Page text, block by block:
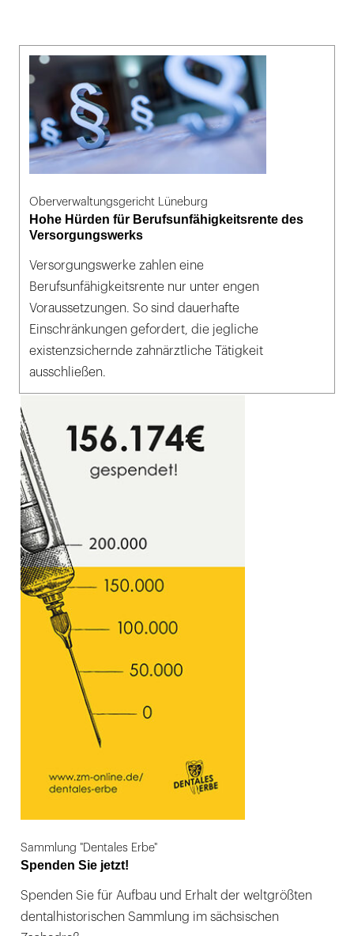
Oberverwaltungsgericht Lüneburg
Hohe Hürden für Berufsunfähigkeitsrente des
Versorgungswerks
Versorgungswerke zahlen eine
Berufsunfähigkeitsrente nur unter engen
Voraussetzungen. So sind dauerhafte
Einschränkungen gefordert, die jegliche
existenzsichernde zahnärztliche Tätigkeit
ausschließen.
Sammlung "Dentales Erbe"
Spenden Sie jetzt!
Spenden Sie für Aufbau und Erhalt der weltgrößten
dentalhistorischen Sammlung im sächsischen